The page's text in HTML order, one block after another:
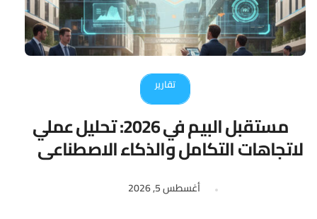
تقارير
مستقبل البيم في 2026: تحليل عملي
لاتجاهات التكامل والذكاء الاصطناعي
أغسطس 5, 2026